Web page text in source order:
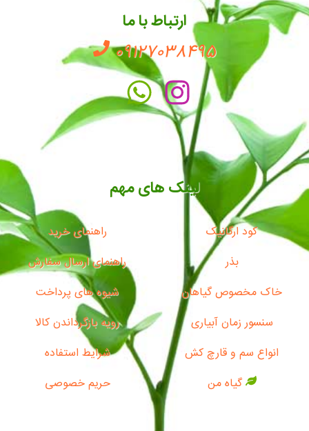
ارتباط با ما
09127038495
لینک های مهم
کود ارگانیک
بذر
خاک مخصوص گیاهان
سنسور زمان آبیاری
انواع سم و قارچ کش
گیاه من
راهنمای خرید
راهنمای ارسال سفارش
شیوه های پرداخت
رویه بازگرداندن کالا
شرایط استفاده
حریم خصوصی